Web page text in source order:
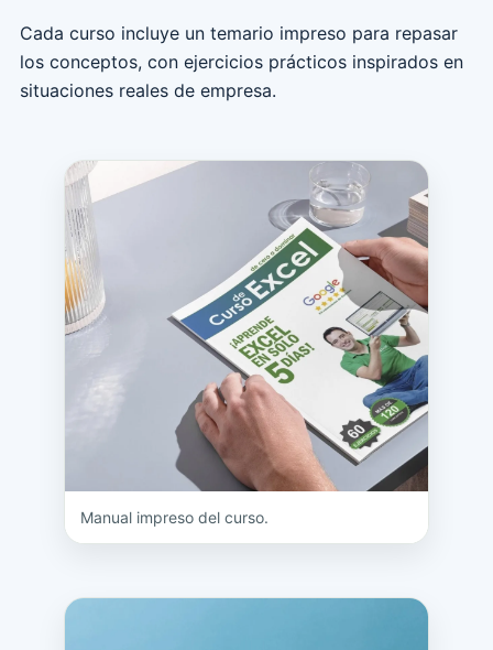
Cada curso incluye un temario impreso para repasar
los conceptos, con ejercicios prácticos inspirados en
situaciones reales de empresa.
Manual impreso del curso.